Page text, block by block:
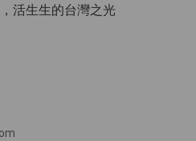
活生生的台灣之光